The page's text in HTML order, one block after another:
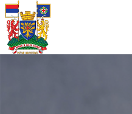
Насловна